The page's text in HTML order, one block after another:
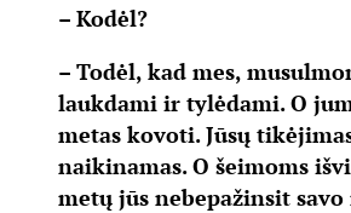
– Kodėl?
– Todėl, kad mes,
laukdami ir tylėdami. O
metas kovoti. Jūsų
naikinamas. O šeimoms
metų jūs nebepažinsit savo